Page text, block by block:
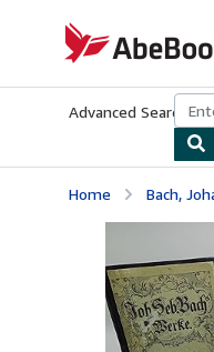
AbeBooks.com
Advanced Search
Home Bach,